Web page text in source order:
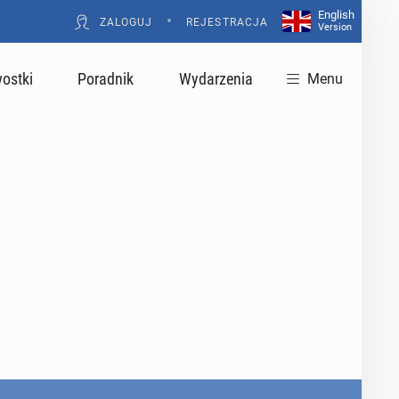
ZALOGUJ • REJESTRACJA
English
Version
Poradnik Wydarzenia Menu